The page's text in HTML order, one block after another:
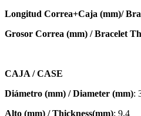
Longitud Correa+Caja (mm)/
Grosor Correa (mm) / Bracelet
CAJA / CASE
Diámetro (mm) / Diameter (mm):
Alto (mm) / Thickness(mm): 9,4